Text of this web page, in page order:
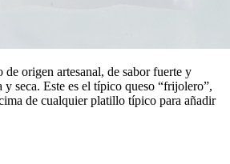
de origen artesanal, de sabor fuerte y
y seca. Este es el típico queso “frijolero”,
de cualquier platillo típico para añadir